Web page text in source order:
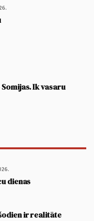
Ik vasaru
dienas
ir realitāte